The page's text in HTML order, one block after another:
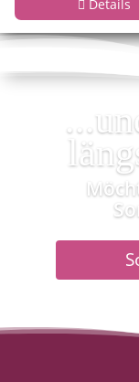
Details